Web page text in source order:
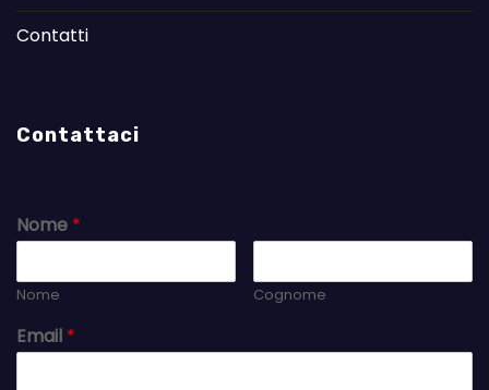
Contatti
Contattaci
Nome *
Nome Cognome
Email *